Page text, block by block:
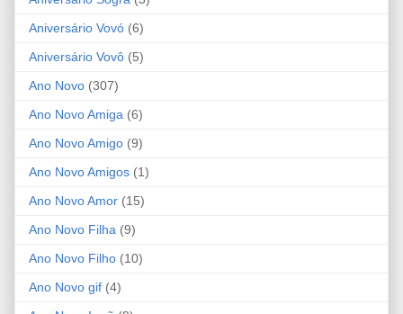
Aniversário Vovó (6)
Aniversário Vovô (5)
Ano Novo (307)
Ano Novo Amiga (6)
Ano Novo Amigo (9)
Ano Novo Amigos (1)
Ano Novo Amor (15)
Ano Novo Filha (9)
Ano Novo Filho (10)
Ano Novo gif (4)